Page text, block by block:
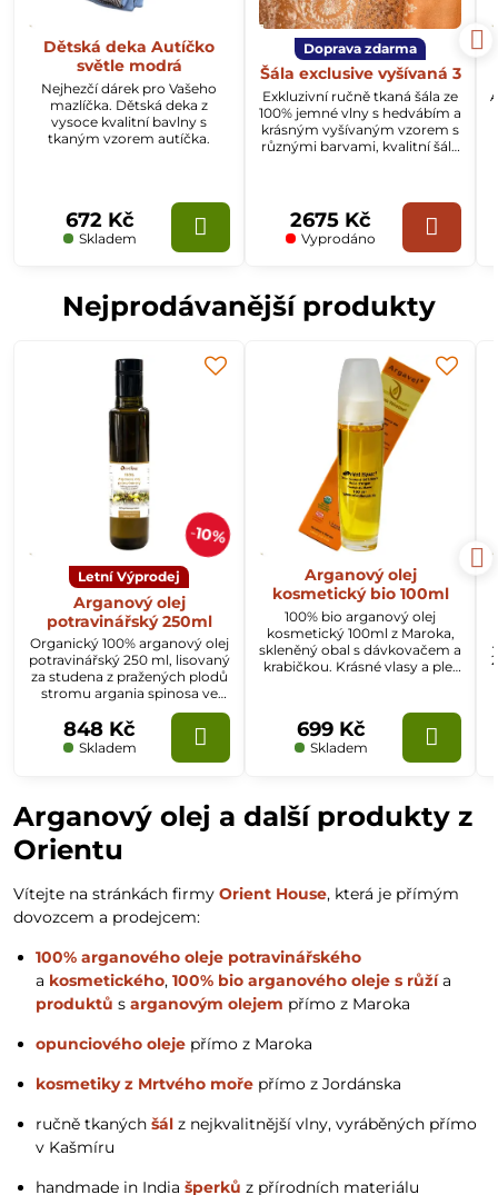
Dětská deka Autíčko
světle modrá
Nejhezčí dárek pro Vašeho
mazlíčka. Dětská deka z
vysoce kvalitní bavlny s
tkaným vzorem autíčka.
Skladem
672 Kč
Doprava zdarma
Šála exclusive vyšívaná 3
Exkluzivní ručně tkaná šála ze
100% jemné vlny s hedvábím a
krásným vyšívaným vzorem s
různými barvami, kvalitní šála
Vyprodáno
2675 Kč
Nejprodávanější produkty
10%
Letní Výprodej
Arganový olej
potravinářský 250ml
Organický 100% arganový olej
potravinářský 250 ml, lisovaný
za studena z pražených plodů
stromu argania spinosa ve
skleněném obalu s nálevkou,
určený pro vnitřní použití.
Skladem
848 Kč
Arganový olej
kosmetický bio 100ml
100% bio arganový olej
kosmetický 100ml z Maroka,
skleněný obal s dávkovačem a
krabičkou. Krásné vlasy a pleť
Skladem
699 Kč
Arganový olej a další produkty z
Orientu
Vítejte na stránkách firmy Orient House, která je přímým
dovozcem a prodejcem:
100% arganového oleje potravinářského
a kosmetického, 100% bio arganového oleje s růžía
produktů s arganovým olejem přímo z Maroka
opunciového oleje přímo z Maroka
kosmetiky z Mrtvého moře přímo z Jordánska
ručně tkaných šál z nejkvalitnější vlny, vyráběných přímo
v Kašmíru
handmade in India šperků z přírodních materiálu